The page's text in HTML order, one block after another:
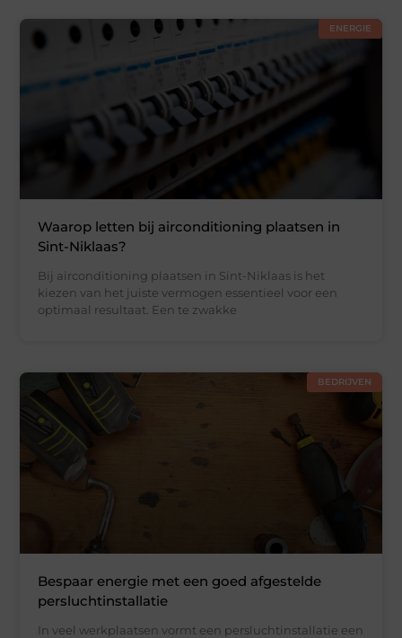
ENERGIE
Waarop letten bij airconditioning plaatsen in
Sint-Niklaas?
Bij airconditioning plaatsen in Sint-Niklaas is het
kiezen van het juiste vermogen essentieel voor een
optimaal resultaat. Een te zwakke
BEDRIJVEN
Bespaar energie met een goed afgestelde
persluchtinstallatie
In veel werkplaatsen vormt een persluchtinstallatie een